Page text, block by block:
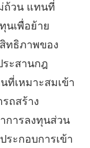
ถ้วน แทนที่
นเพื่อย้าย
ทธิภาพของ
ะสานกฎ
ที่เหมาะสมเข้า
ถสร้าง
การลงทุนส่วน
ะกอบการเข้า